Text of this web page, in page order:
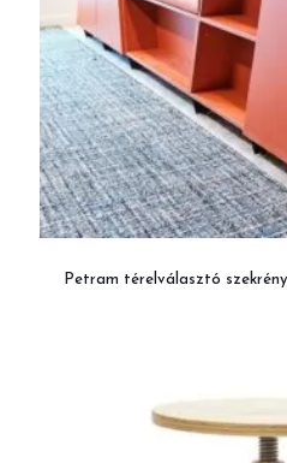
Petram térelválasztó szekrény